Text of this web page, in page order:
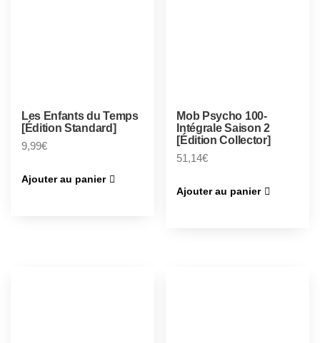
Les Enfants du Temps
[Édition Standard]
9,99€
Ajouter au panier
Mob Psycho 100-
Intégrale Saison 2
[Édition Collector]
51,14€
Ajouter au panier